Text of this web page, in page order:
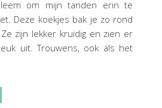
om mijn tanden erin te
Deze koekjes bak je zo rond
zijn lekker kruidig en zien er
uit. Trouwens, ook als het